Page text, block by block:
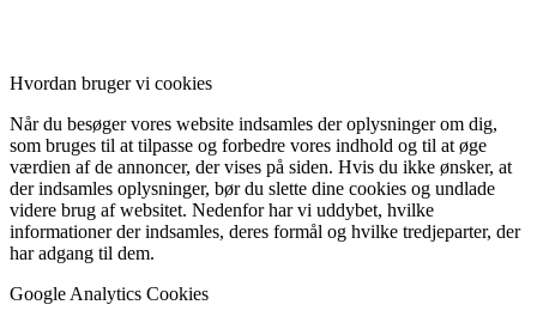
Hvordan bruger vi cookies
Når du besøger vores website indsamles der oplysninger om dig,
som bruges til at tilpasse og forbedre vores indhold og til at øge
værdien af de annoncer, der vises på siden. Hvis du ikke ønsker, at
der indsamles oplysninger, bør du slette dine cookies og undlade
videre brug af websitet. Nedenfor har vi uddybet, hvilke
informationer der indsamles, deres formål og hvilke tredjeparter, der
har adgang til dem.
Google Analytics Cookies